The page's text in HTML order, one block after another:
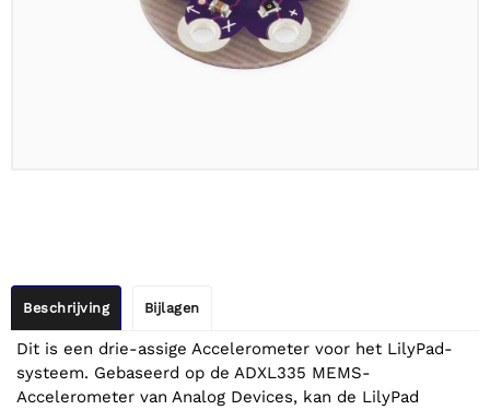
Beschrijving Bijlagen
Dit is een drie-assige Accelerometer voor het LilyPad-
systeem. Gebaseerd op de ADXL335 MEMS-
Accelerometer van Analog Devices, kan de LilyPad